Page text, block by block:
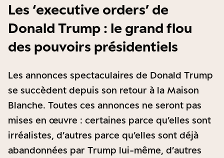
Les ‘executive orders’ de
Donald Trump : le grand flou
des pouvoirs présidentiels
Les annonces spectaculaires de Donald Trump
se succèdent depuis son retour à la Maison
Blanche. Toutes ces annonces ne seront pas
mises en œuvre : certaines parce qu’elles sont
irréalistes, d’autres parce qu’elles sont déjà
abandonnées par Trump lui-même, d’autres